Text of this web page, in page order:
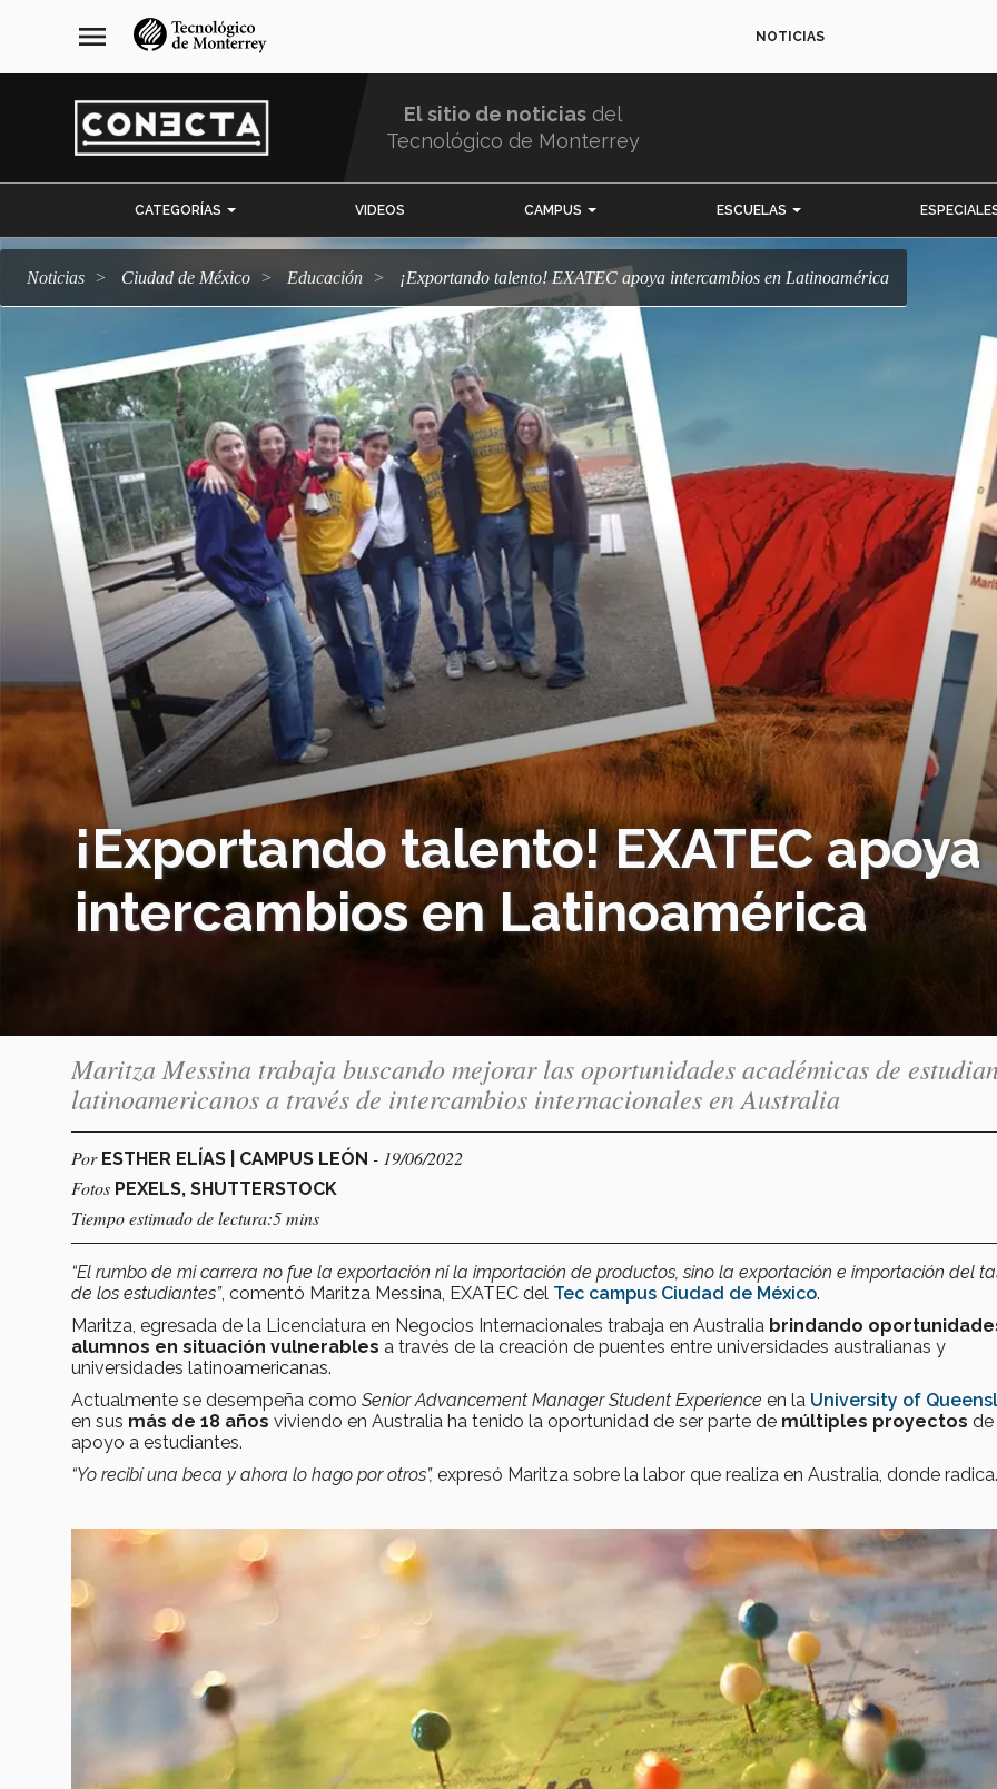
navegación
principal
menu NOTICIAS
El sitio de noticias del
Tecnológico de Monterrey
CATEGORÍAS VIDEOS CAMPUS ESCUELAS
Noticias Ciudad de México Educación ¡Exportando talento! EXATEC apoya intercambios en Latinoamérica
¡Exportando talento! EXATEC apoya
intercambios en Latinoamérica
Maritza Messina trabaja buscando mejorar las oportunidades académicas de
latinoamericanos a través de intercambios internacionales en Australia
Por ESTHER ELÍAS | CAMPUS LEÓN - 19/06/2022
Fotos PEXELS, SHUTTERSTOCK
Tiempo estimado de lectura:5 mins
“El rumbo de mi carrera no fue la exportación ni la importación de productos, sino la exportación e importación del
de los estudiantes”, comentó Maritza Messina, EXATEC del Tec campus Ciudad de México.
Maritza, egresada de la Licenciatura en Negocios Internacionales trabaja en Australia brindando
alumnos en situación vulnerables a través de la creación de puentes entre universidades australianas y
universidades latinoamericanas.
Actualmente se desempeña como Senior Advancement Manager Student Experience en la University of
en sus más de 18 años viviendo en Australia ha tenido la oportunidad de ser parte de múltiples proyectos de
apoyo a estudiantes.
“Yo recibí una beca y ahora lo hago por otros”, expresó Maritza sobre la labor que realiza en Australia, donde radica.